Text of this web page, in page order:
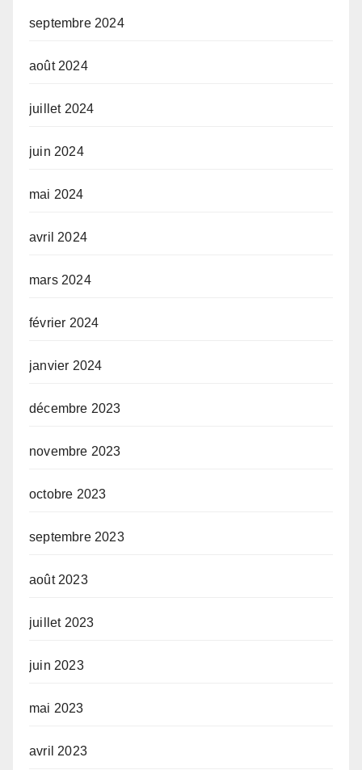
septembre 2024
août 2024
juillet 2024
juin 2024
mai 2024
avril 2024
mars 2024
février 2024
janvier 2024
décembre 2023
novembre 2023
octobre 2023
septembre 2023
août 2023
juillet 2023
juin 2023
mai 2023
avril 2023